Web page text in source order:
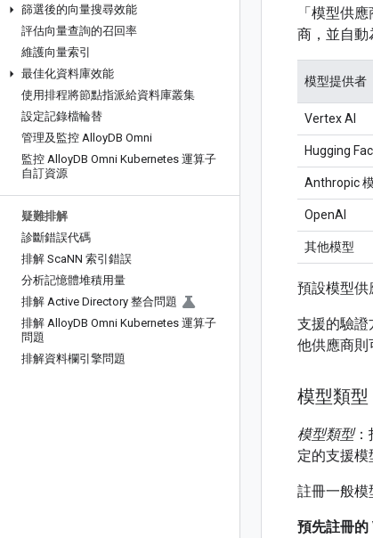
篩選後的向量搜尋效能
評估向量查詢的召回率
維護向量索引
最佳化資料庫效能
使用排程將節點指派給資料庫叢集
設定記錄檔輪替
管理及監控 AlloyDB Omni
監控 AlloyDB Omni Kubernetes 運算子
自訂資源
疑難排解
診斷錯誤代碼
排解 ScaNN 索引錯誤
分析記憶體堆積用量
排解 Active Directory 整合問題
排解 AlloyDB Omni Kubernetes 運算子
問題
排解資料欄引擎問題
「模型供應
商，並自動
模型提供者
Vertex AI
Hugging
Anthropic
OpenAI
其他模型
預設模型供
支援的驗證
他供應商則
模型類型
模型類型：
定的支援模
註冊一般模
預先註冊